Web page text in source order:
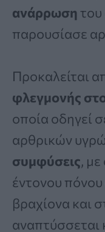
ανάρρωση
παρουσίασε
Προκαλείται
φλεγμονής
οποία οδηγεί
αρθρικών
συμφύσεις,
έντονου
βραχίονα και
αναπτύσσεται